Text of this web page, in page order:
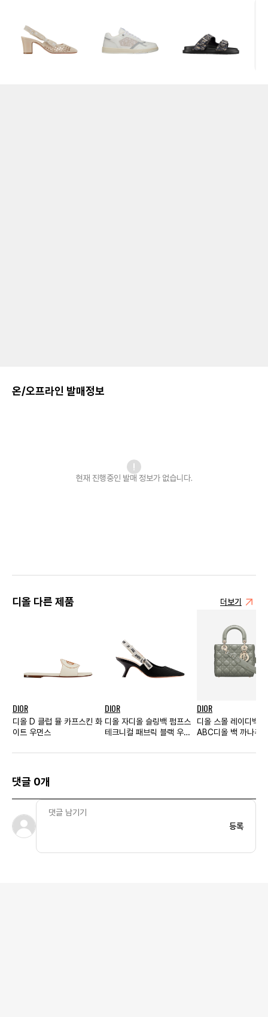
온/오프라인 발매정보
현재 진행중인 발매 정보가 없습니다.
디올 다른 제품 더보기
DIOR
디올 D 클럽 뮬 카프스킨 화
이트 우먼스
DIOR
디올 자디올 슬링백 펌프스
테크니컬 패브릭 블랙 우먼
DIOR
디올 스몰 레이디백
ABC디올 백 까나쥬
댓글 0개
등록